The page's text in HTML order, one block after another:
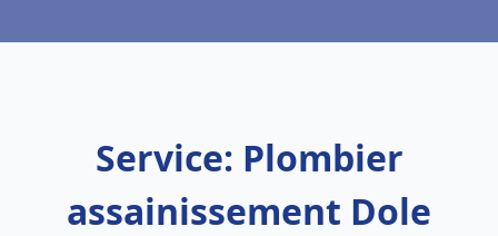
Service: Plombier
assainissement Dole